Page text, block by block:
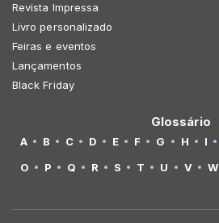
Revista Impressa
Livro personalizado
Feiras e eventos
Lançamentos
Black Friday
Glossário
A B C D E F G H I
O
P Q R S T U V W